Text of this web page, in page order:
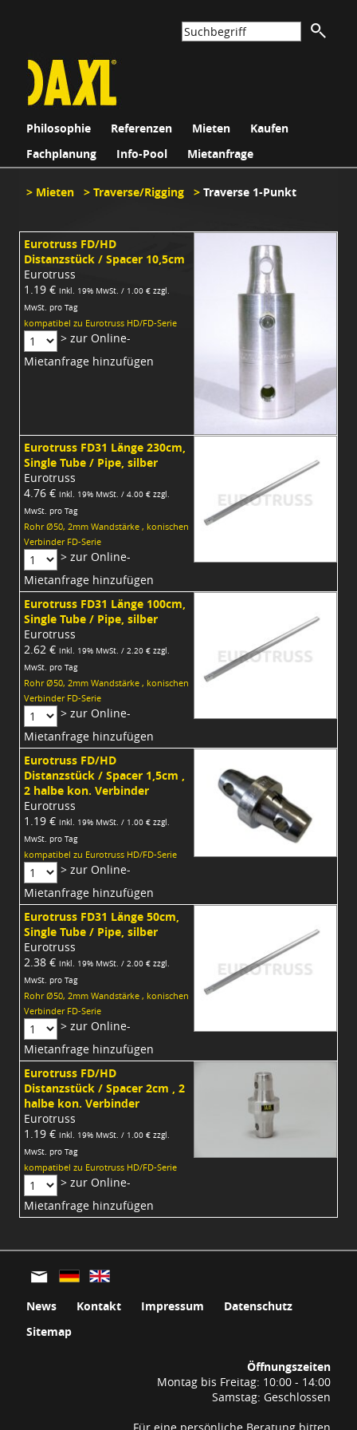
Philosophie Referenzen Mieten
Kaufen
Fachplanung
Info-Pool Mietanfrage
> Mieten> Traverse/Rigging> Traverse 1-Punkt
Eurotruss FD/HD
Distanzstück / Spacer 10,5cm
Eurotruss
1.19 € inkl. 19% MwSt. / 1.00 € zzgl.
MwSt. pro Tag
kompatibel zu Eurotruss HD/FD-Serie
> zur Online-
Mietanfrage hinzufügen
Eurotruss FD31 Länge 230cm,
Single Tube / Pipe, silber
Eurotruss
4.76 € inkl. 19% MwSt. / 4.00 € zzgl.
MwSt. pro Tag
Rohr Ø50, 2mm Wandstärke , konischen
Verbinder FD-Serie
> zur Online-
Mietanfrage hinzufügen
Eurotruss FD31 Länge 100cm,
Single Tube / Pipe, silber
Eurotruss
2.62 € inkl. 19% MwSt. / 2.20 € zzgl.
MwSt. pro Tag
Rohr Ø50, 2mm Wandstärke , konischen
Verbinder FD-Serie
> zur Online-
Mietanfrage hinzufügen
Eurotruss FD/HD
Distanzstück / Spacer 1,5cm ,
2 halbe kon. Verbinder
Eurotruss
1.19 € inkl. 19% MwSt. / 1.00 € zzgl.
MwSt. pro Tag
kompatibel zu Eurotruss HD/FD-Serie
> zur Online-
Mietanfrage hinzufügen
Eurotruss FD31 Länge 50cm,
Single Tube / Pipe, silber
Eurotruss
2.38 € inkl. 19% MwSt. / 2.00 € zzgl.
MwSt. pro Tag
Rohr Ø50, 2mm Wandstärke , konischen
Verbinder FD-Serie
> zur Online-
Mietanfrage hinzufügen
Eurotruss FD/HD
Distanzstück / Spacer 2cm , 2
halbe kon. Verbinder
Eurotruss
1.19 € inkl. 19% MwSt. / 1.00 € zzgl.
MwSt. pro Tag
kompatibel zu Eurotruss HD/FD-Serie
> zur Online-
Mietanfrage hinzufügen
News Kontakt Impressum
Datenschutz
Sitemap
Öffnungszeiten
Montag bis Freitag: 10:00 - 14:00
Samstag: Geschlossen
Für eine persönliche Beratung bitten